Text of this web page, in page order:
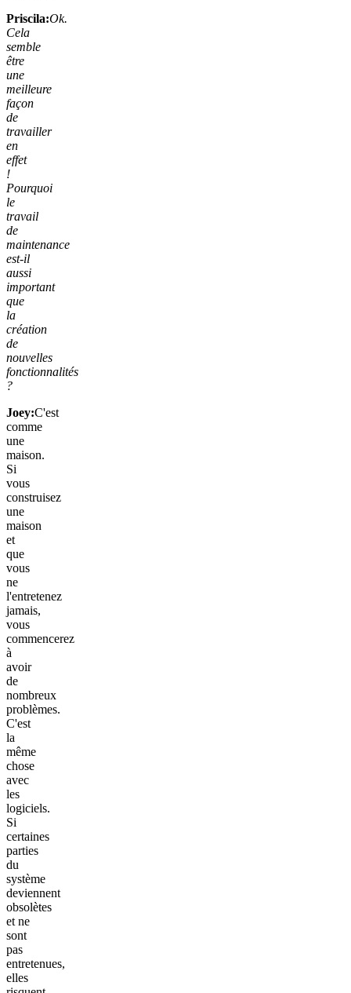
Priscila:Ok.
Cela
semble
être
une
meilleure
façon
de
travailler
en
effet
!
Pourquoi
le
travail
de
maintenance
est-il
aussi
important
que
la
création
de
nouvelles
fonctionnalités
?
Joey:C'est
comme
une
maison.
Si
vous
construisez
une
maison
et
que
vous
ne
l'entretenez
jamais,
vous
commencerez
à
avoir
de
nombreux
problèmes.
C'est
la
même
chose
avec
les
logiciels.
Si
certaines
parties
du
système
deviennent
obsolètes
et ne
sont
pas
entretenues,
elles